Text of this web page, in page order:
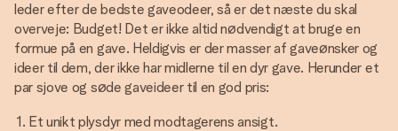
leder efter de bedste gaveodeer, så er det næste du skal
overveje: Budget! Det er ikke altid nødvendigt at bruge en
formue på en gave. Heldigvis er der masser af gaveønsker og
ideer til dem, der ikke har midlerne til en dyr gave. Herunder et
par sjove og søde gaveideer til en god pris:
Et unikt plysdyr med modtagerens ansigt.